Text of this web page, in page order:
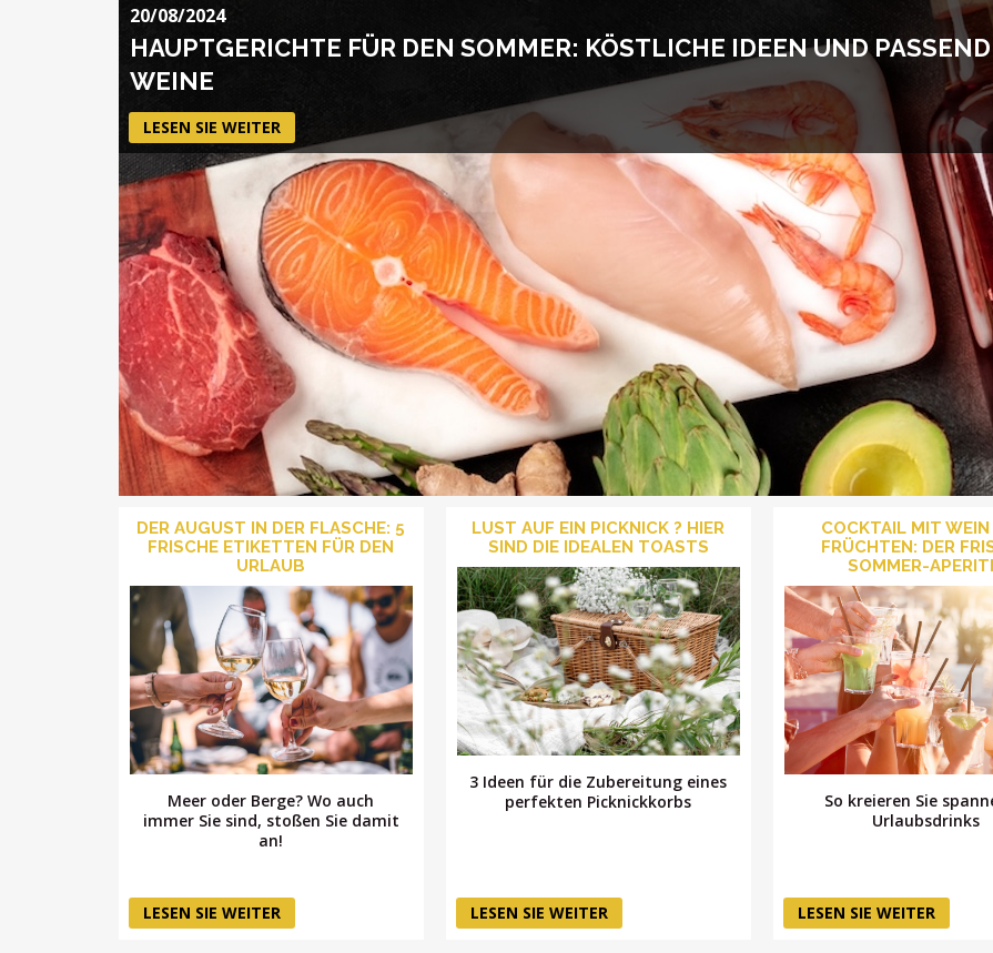
20/08/2024
HAUPTGERICHTE FÜR DEN SOMMER: KÖSTLICHE IDEEN UND
WEINE
LESEN SIE WEITER
DER AUGUST IN DER FLASCHE: 5
FRISCHE ETIKETTEN FÜR DEN
URLAUB
Meer oder Berge? Wo auch
immer Sie sind, stoßen Sie damit
an!
LESEN SIE WEITER
LUST AUF EIN PICKNICK ? HIER
SIND DIE IDEALEN TOASTS
3 Ideen für die Zubereitung eines
perfekten Picknickkorbs
LESEN SIE WEITER
COCKTAIL MIT WEIN
FRÜCHTEN: DER
SOMMER-
So kreieren Sie
Urlaubsdrinks
LESEN SIE WEITER